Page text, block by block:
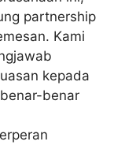
partnership
Kami
kepada
benar